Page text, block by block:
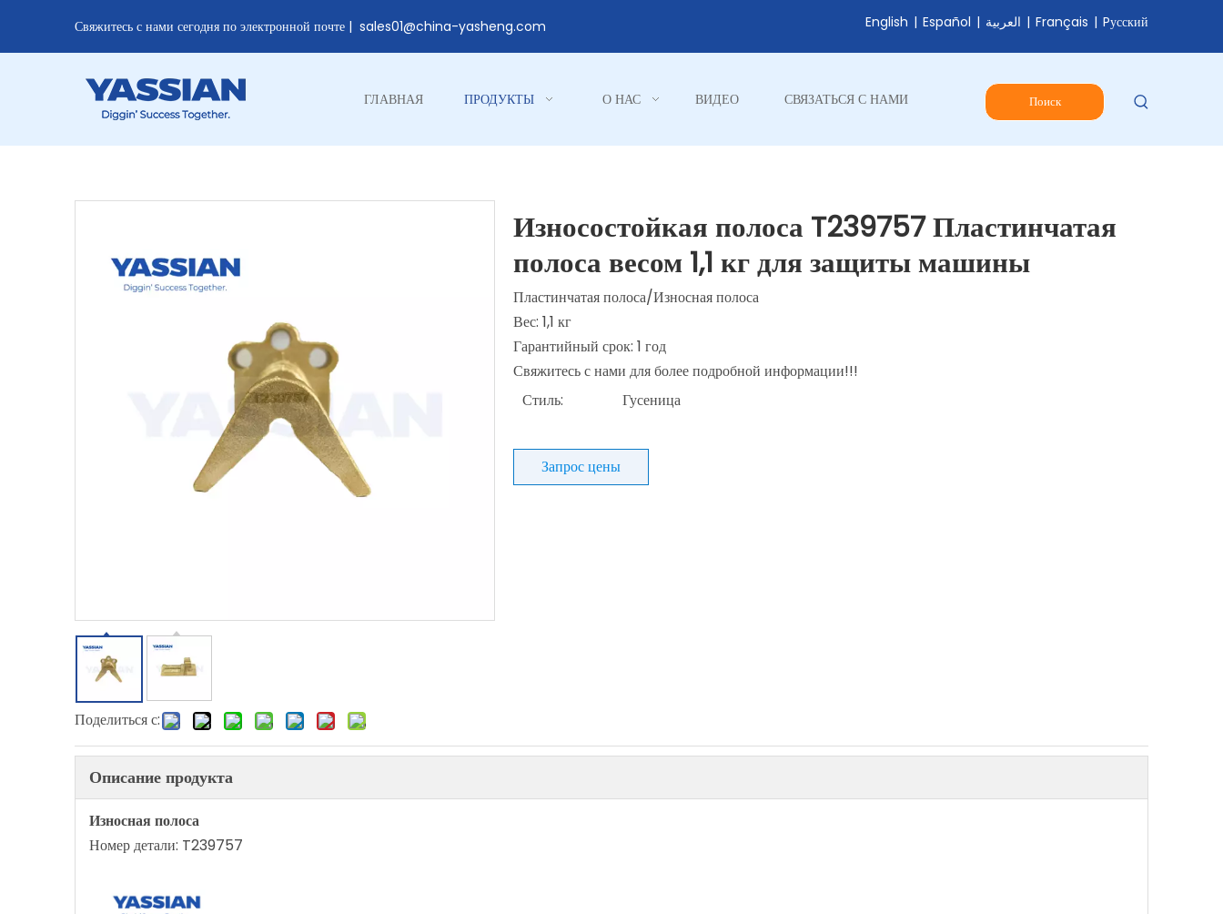
Свяжитесь с нами сегодня по электронной почте | sales01@china-yasheng.com English | Español | العربية | Français | Pусский
ГЛАВНАЯ ПРОДУКТЫ О НАС ВИДЕО СВЯЗАТЬСЯ С НАМИ Поиск
Поделиться с:
Износостойкая полоса T239757 Пластинчатая
полоса весом 1,1 кг для защиты машины
Пластинчатая полоса/Износная полоса
Вес: 1,1 кг
Гарантийный срок: 1 год
Свяжитесь с нами для более подробной информации!!!
Стиль:
Гусеница
Запрос цены
Описание продукта
Износная полоса
Номер детали: T239757